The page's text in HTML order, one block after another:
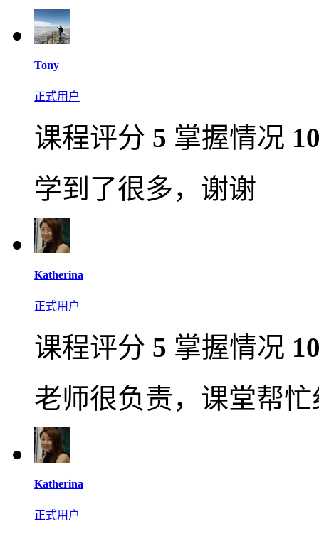
Tony
正式用户
课程评分 5 掌握情况
学到了很多，谢谢
Katherina
正式用户
课程评分 5 掌握情况
老师很负责，课堂帮忙
Katherina
正式用户